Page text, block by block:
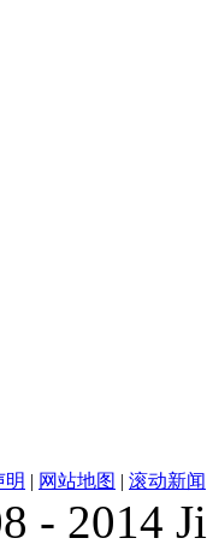
明 | 网站地图 | 滚动新闻
- 2014